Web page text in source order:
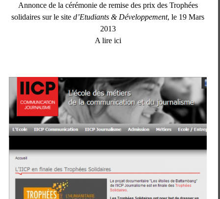
Annonce de la cérémonie de remise des prix des Trophées
solidaires sur le sited’Etudiants & Développement, le 19 Mars
2013
A lire ici